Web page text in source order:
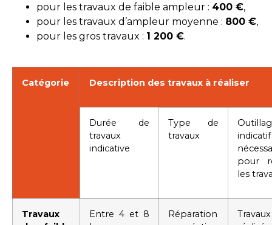
pour les travaux de faible ampleur : 400 €,
pour les travaux d’ampleur moyenne : 800 €,
pour les gros travaux : 1 200 €.
Catégorie Description des travaux à réaliser
Durée de
travaux
indicative
Type de
travaux
indicatif
pour
les
Travaux
Entre 4 et 8
Réparation
Travaux